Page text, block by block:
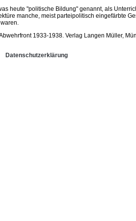
heute "politische Bildung" genannt, als
manche, meist parteipolitisch eingefärbte
1933-1938. Verlag Langen Müller,
Datenschutzerklärung